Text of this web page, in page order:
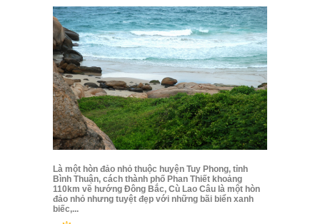
Là một hòn đảo nhỏ thuộc huyện Tuy Phong, tỉnh
Bình Thuận, cách thành phố Phan Thiết khoảng
110km về hướng Đông Bắc, Cù Lao Câu là một hòn
đảo nhỏ nhưng tuyệt đẹp với những bãi biển xanh
biếc,...